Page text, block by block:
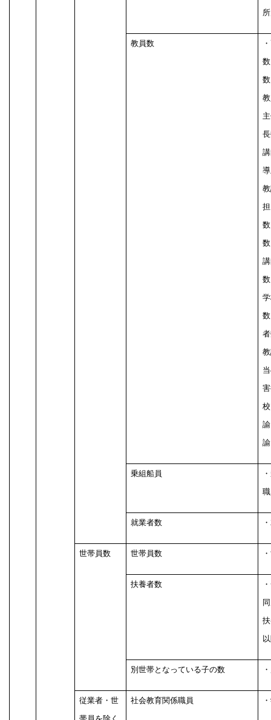
教員数 ・
乗組船員
就業者数
世帯員数 世帯員数
扶養者数
別世帯となっている子の数
従業者・世
社会教育関係職員